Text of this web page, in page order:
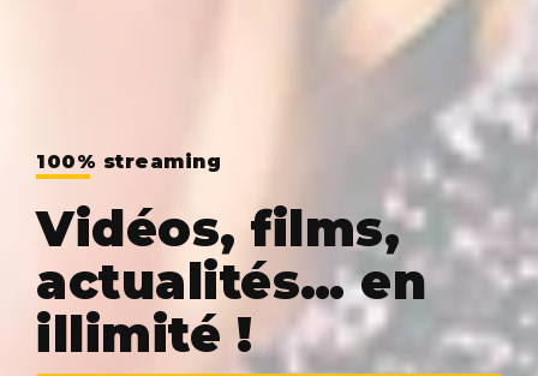
100% streaming
Vidéos, films,
actualités… en
illimité !